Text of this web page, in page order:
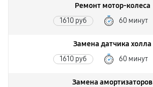
Ремонт мотор-колеса
1610 руб 60 минут
Замена датчика холла
1610 руб 60 минут
Замена амортизаторов